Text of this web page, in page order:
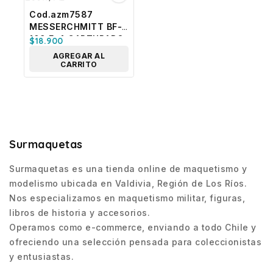
Cod.azm7587
MESSERCHMITT BF-
109 F-4 CAPTURADO
Esc.1/72
$18.900
AGREGAR AL
CARRITO
Surmaquetas
Surmaquetas es una tienda online de maquetismo y
modelismo ubicada en Valdivia, Región de Los Ríos.
Nos especializamos en maquetismo militar, figuras,
libros de historia y accesorios.
Operamos como e-commerce, enviando a todo Chile y
ofreciendo una selección pensada para coleccionistas
y entusiastas.